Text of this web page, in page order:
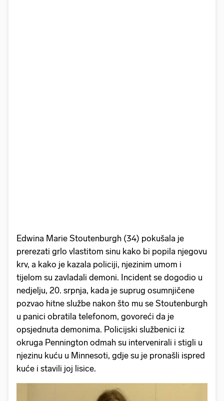
Edwina Marie Stoutenburgh (34) pokušala je
prerezati grlo vlastitom sinu kako bi popila njegovu
krv, a kako je kazala policiji, njezinim umom i
tijelom su zavladali demoni. Incident se dogodio u
nedjelju, 20. srpnja, kada je suprug osumnjičene
pozvao hitne službe nakon što mu se Stoutenburgh
u panici obratila telefonom, govoreći da je
opsjednuta demonima. Policijski službenici iz
okruga Pennington odmah su intervenirali i stigli u
njezinu kuću u Minnesoti, gdje su je pronašli ispred
kuće i stavili joj lisice.